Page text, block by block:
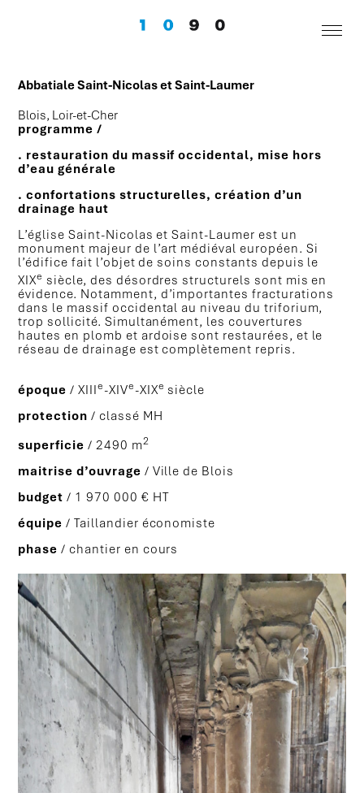
Abbatiale Saint-Nicolas et Saint-Laumer
Blois, Loir-et-Cher
programme /
. restauration du massif occidental, mise hors
d’eau générale
. confortations structurelles, création d’un
drainage haut
L’église Saint-Nicolas et Saint-Laumer est un
monument majeur de l’art médiéval européen. Si
l’édifice fait l’objet de soins constants depuis le
XIXe siècle, des désordres structurels sont mis en
évidence. Notamment, d’importantes fracturations
dans le massif occidental au niveau du triforium,
trop sollicité. Simultanément, les couvertures
hautes en plomb et ardoise sont restaurées, et le
réseau de drainage est complètement repris.
époque / XIIIe-XIVe-XIXe siècle
protection / classé MH
superficie / 2490 m2
maitrise d’ouvrage / Ville de Blois
budget / 1 970 000 € HT
équipe / Taillandier économiste
phase / chantier en cours